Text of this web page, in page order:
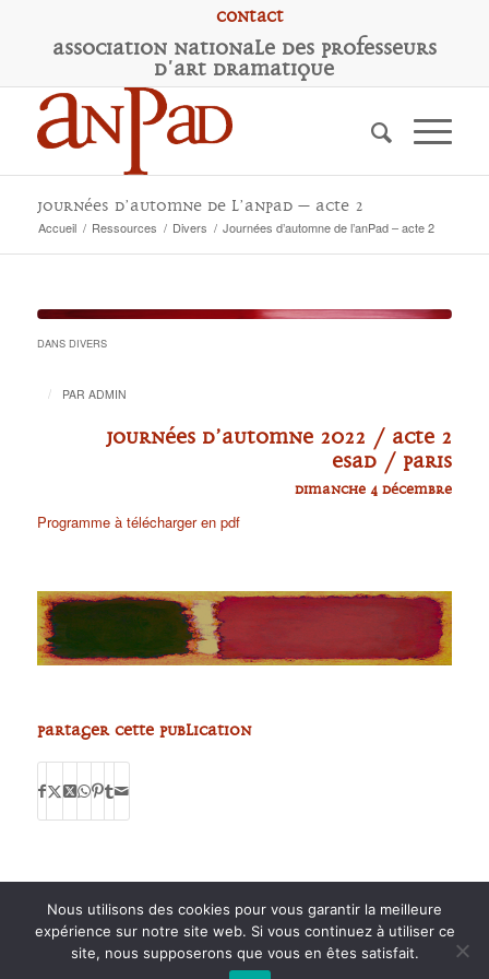
Contact
Association Nationale des Professeurs
d'Art Dramatique
Journées d’automne de l’anPad – acte 2
Accueil / Ressources / Divers / Journées d’automne de l’anPad – acte 2
DANS DIVERS
/ PAR ADMIN
Journées d’Automne 2022 / acte 2
ESAD / Paris
dimanche 4 décembre
Programme à télécharger en pdf
Partager cette publication
Nous utilisons des cookies pour vous garantir la meilleure
expérience sur notre site web. Si vous continuez à utiliser ce
site, nous supposerons que vous en êtes satisfait.